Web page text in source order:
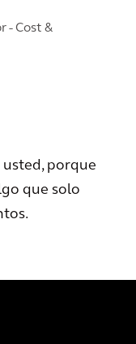
- Cost &
porque
que solo